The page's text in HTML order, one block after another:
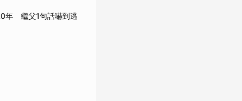
年 繼父1句話嚇到逃